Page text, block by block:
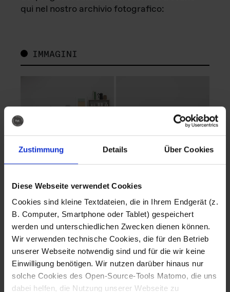
Zustimmung Details Über Cookies
Diese Webseite verwendet Cookies
Cookies sind kleine Textdateien, die in Ihrem Endgerät (z.
B. Computer, Smartphone oder Tablet) gespeichert
werden und unterschiedlichen Zwecken dienen können.
Wir verwenden technische Cookies, die für den Betrieb
unserer Webseite notwendig sind und für die wir keine
Einwilligung benötigen. Wir nutzen darüber hinaus nur
solche Cookies des Open-Source-Tools Matomo, die uns
dabei helfen, die Nutzung unserer Webseite zu
qui nel nostro archivio fotografico:
IMMAGINI
Fotografo: Lorenz
Sternbach
Download
Fotografo: Lorenz
Sternbach
Download